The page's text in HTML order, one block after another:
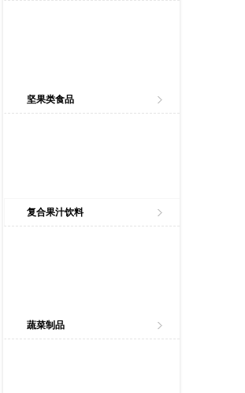
坚果类食品
复合果汁饮料
蔬菜制品